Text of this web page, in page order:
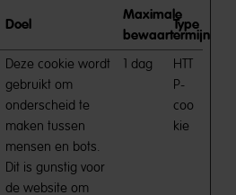
Doel
Maximale
bewaartermijn
Type
Deze cookie wordt
gebruikt om
onderscheid te
maken tussen
mensen en bots.
Dit is gunstig voor
de website om
1 dag
HTT
P-
coo
kie